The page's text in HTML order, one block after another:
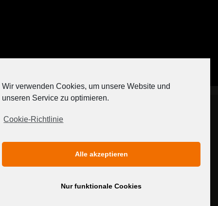
[contact-form-7 404 "Nicht gefunden"]
MEDIADATEN
Wir verwenden Cookies, um unsere Website und
unseren Service zu optimieren.
Cookie-Richtlinie
Alle akzeptieren
Nur funktionale Cookies